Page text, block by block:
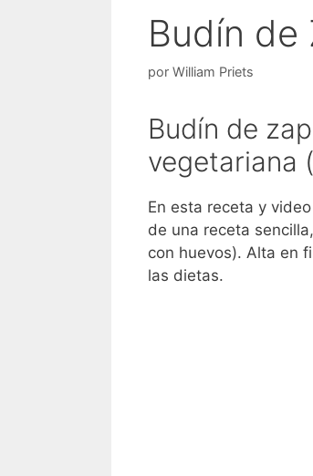
Budín de
por William Priets
Budín de
vegetariana
En esta receta y
de una receta
con huevos). Alta en
las dietas.